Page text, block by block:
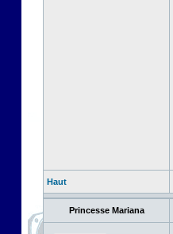
Haut
Princesse Mariana